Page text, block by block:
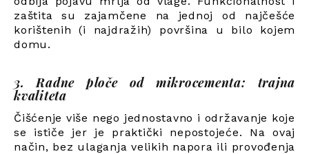
zaštita su zajamčene na jednoj od najčešće
korištenih (i najdražih) površina u bilo kojem
domu.
3. Radne ploče od mikrocementa: trajna
kvaliteta
Čišćenje više nego jednostavno i održavanje koje
se ističe jer je praktički nepostojeće. Na ovaj
način, bez ulaganja velikih napora ili provođenja